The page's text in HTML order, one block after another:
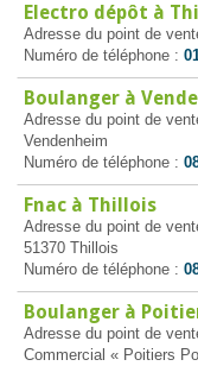
Electro dépôt à
Adresse du point de
Numéro de téléphone :
Boulanger à
Adresse du point de
Vendenheim
Numéro de téléphone :
Fnac à Thillois
Adresse du point de
51370 Thillois
Numéro de téléphone :
Boulanger à
Adresse du point de
Commercial « Poitiers